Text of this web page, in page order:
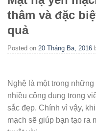
thâm và đặc
quả
Posted on 20 Tháng Ba, 2016
Nghệ là một trong
nhiều công dụng trong
sắc đẹp. Chính vì vậy,
mạch sẽ giúp bạn tạo ra